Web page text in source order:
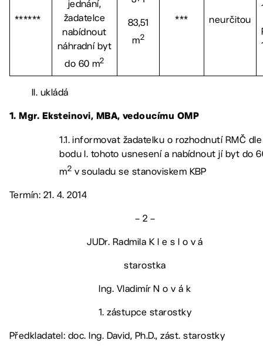
******
jednání,
žadatelce
nabídnout
náhradní byt
do 60 m2
83,51
m2
*** neurčitou
II. ukládá
1. Mgr. Eksteinovi, MBA, vedoucímu OMP
1.1. informovat žadatelku o rozhodnutí RMČ dle
bodu I. tohoto usnesení a nabídnout jí byt do
m2 v souladu se stanoviskem KBP
Termín: 21. 4. 2014
– 2 –
JUDr. Radmila K l e s l o v á
starostka
Ing. Vladimír N o v á k
1. zástupce starostky
Předkladatel: doc. Ing. David, Ph.D., zást. starostky